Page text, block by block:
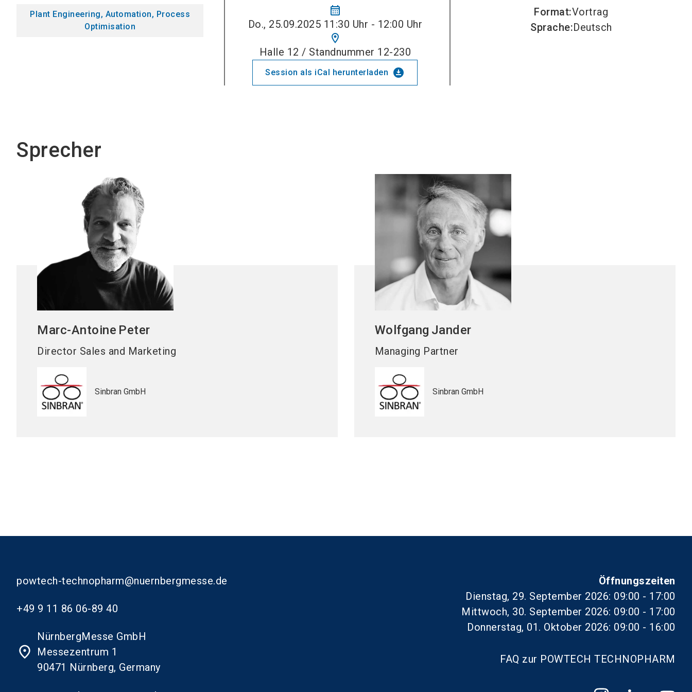
Plant Engineering, Automation, Process
Optimisation
calendar_month
Do., 25.09.2025 11:30 Uhr - 12:00 Uhr
location_on
Halle 12 / Standnummer 12-230
Session als iCal herunterladen download_for_offline
Format:Vortrag
Sprache:Deutsch
Sprecher
Marc-Antoine Peter
Director Sales and Marketing
Sinbran GmbH
Wolfgang Jander
Managing Partner
Sinbran GmbH
powtech-technopharm@nuernbergmesse.de
+49 9 11 86 06-89 40
place
NürnbergMesse GmbH
Messezentrum 1
90471 Nürnberg, Germany
Öffnungszeiten
Dienstag, 29. September 2026: 09:00 - 17:00
Mittwoch, 30. September 2026: 09:00 - 17:00
Donnerstag, 01. Oktober 2026: 09:00 - 16:00
FAQ zur POWTECH TECHNOPHARM